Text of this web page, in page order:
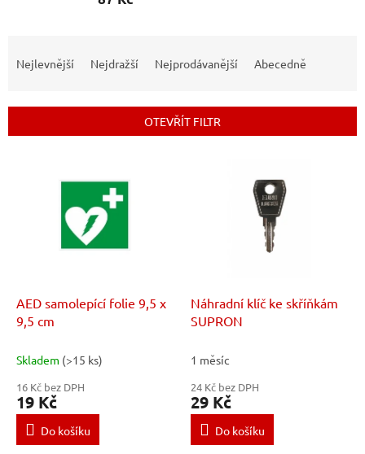
í
Nejlevnější Nejdražší Nejprodávanější Abecedně
OTEVŘÍT FILTR
dAED samolepící folie 9,5 x
9,5 cm
Skladem (>15 ks)
16 Kč bez DPH
19 Kč
Do košíku
Náhradní klíč ke skříňkám
SUPRON
1 měsíc
24 Kč bez DPH
29 Kč
Do košíku